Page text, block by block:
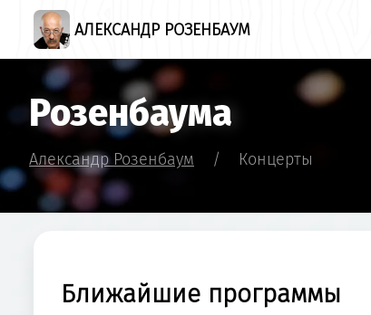
АЛЕКСАНДР РОЗЕНБАУМ
Розенбаума
Александр Розенбаум / Концерты
Ближайшие программы